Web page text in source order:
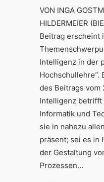
VON INGA
HILDERMEIER
Beitrag erscheint
Intelligenz in der
Hochschullehre“.
des Beitrags vom
Intelligenz betrifft
Informatik und
sie in nahezu
präsent; sei es in
der Gestaltung
Prozessen…